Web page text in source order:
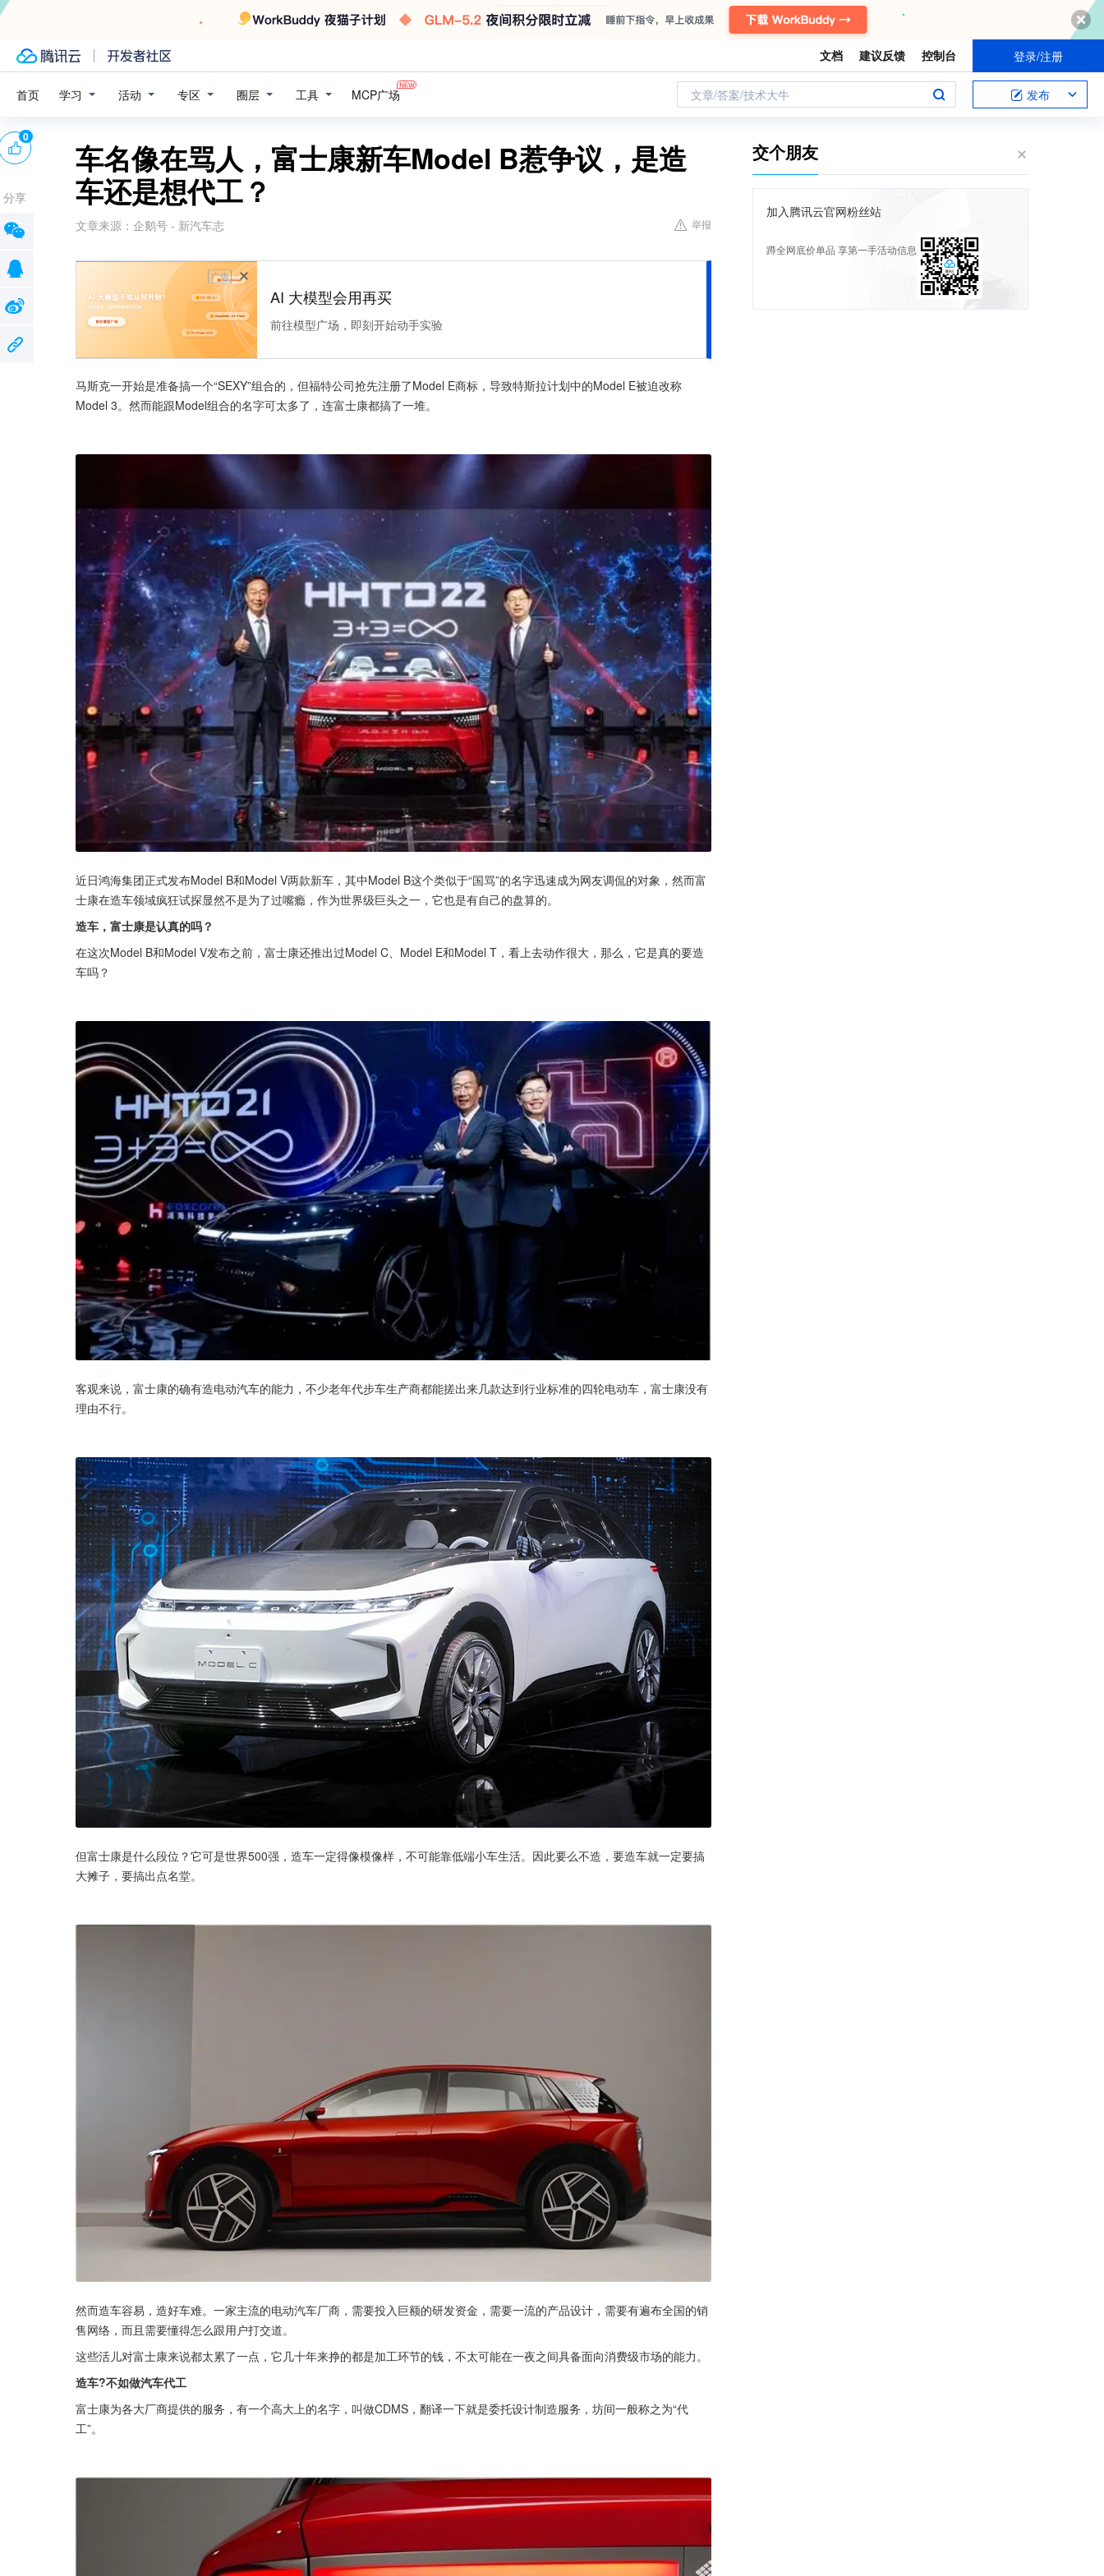
文档 建议反馈 控制台 登录/注册
首页 学习 活动 专区 圈层 工具 MCP广场 文章/答案/技术大牛 发布
车名像在骂人，富士康新车Model B惹争议，是造
车还是想代工？
文章来源： 企鹅号 - 新汽车志 举报
广告
AI 大模型会用再买
前往模型广场，即刻开始动手实验
马斯克一开始是准备搞一个“SEXY”组合的，但福特公司抢先注册了Model E商标，导致特斯拉计划中的Model E被迫改称
Model 3。然而能跟Model组合的名字可太多了，连富士康都搞了一堆。
近日鸿海集团正式发布Model B和Model V两款新车，其中Model B这个类似于“国骂”的名字迅速成为网友调侃的对象，然而富
士康在造车领域疯狂试探显然不是为了过嘴瘾，作为世界级巨头之一，它也是有自己的盘算的。
造车，富士康是认真的吗？
在这次Model B和Model V发布之前，富士康还推出过Model C、Model E和Model T，看上去动作很大，那么，它是真的要造
车吗？
客观来说，富士康的确有造电动汽车的能力，不少老年代步车生产商都能搓出来几款达到行业标准的四轮电动车，富士康没有
理由不行。
但富士康是什么段位？它可是世界500强，造车一定得像模像样，不可能靠低端小车生活。因此要么不造，要造车就一定要搞
大摊子，要搞出点名堂。
然而造车容易，造好车难。一家主流的电动汽车厂商，需要投入巨额的研发资金，需要一流的产品设计，需要有遍布全国的销
售网络，而且需要懂得怎么跟用户打交道。
这些活儿对富士康来说都太累了一点，它几十年来挣的都是加工环节的钱，不太可能在一夜之间具备面向消费级市场的能力。
造车?不如做汽车代工
富士康为各大厂商提供的服务，有一个高大上的名字，叫做CDMS，翻译一下就是委托设计制造服务，坊间一般称之为“代
工”。
0
分享
交个朋友
加入腾讯云官网粉丝站
蹲全网底价单品 享第一手活动信息